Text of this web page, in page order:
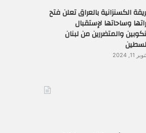
الكسنزانية بالعراق تعلن فتح
وساحاتها لإستقبال
والمتضررين من لبنان
11, 2024